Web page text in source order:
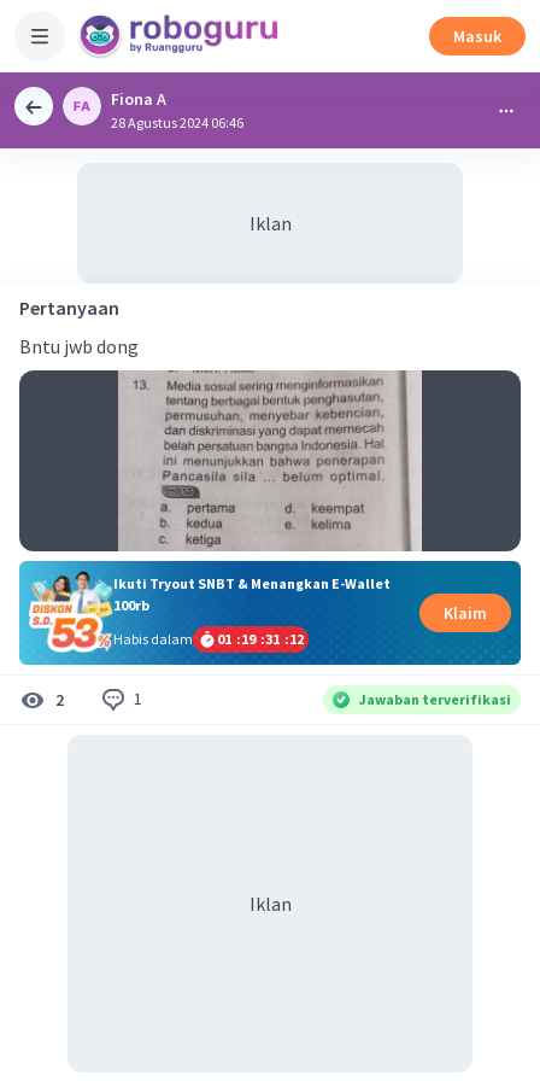
Masuk
Fiona A
28 Agustus 2024 06:46
Iklan
Pertanyaan
Bntu jwb dong
Ikuti Tryout SNBT & Menangkan E-Wallet
100rb
Habis dalam
01 :19 :31 :11
Klaim
2 1 Jawaban terverifikasi
Iklan